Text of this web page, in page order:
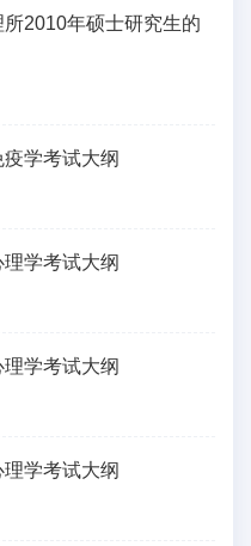
2010年硕士研究生的
学考试大纲
学考试大纲
学考试大纲
学考试大纲